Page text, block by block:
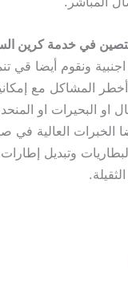
في خدمة كرين
ونقوم أيضا قي
المشاكل مع
او البحيرات او
الخبرات العالية في
وتبديل إطارات